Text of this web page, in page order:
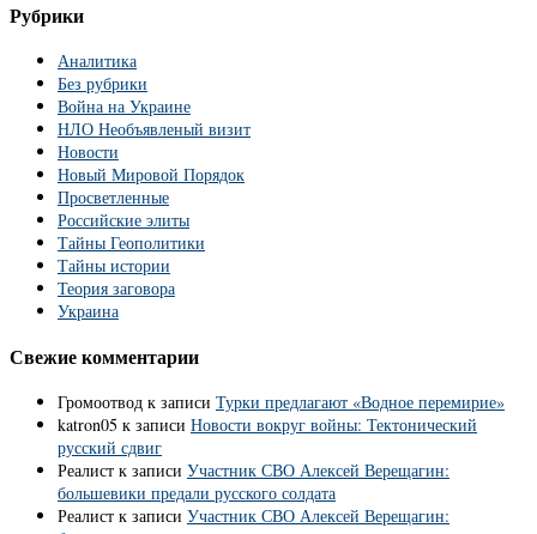
Рубрики
Аналитика
Без рубрики
Война на Украине
НЛО Необъявленый визит
Новости
Новый Мировой Порядок
Просветленные
Российские элиты
Тайны Геополитики
Тайны истории
Теория заговора
Украина
Свежие комментарии
Громоотвод к записи Турки предлагают «Водное перемирие»
katron05 к записи Новости вокруг войны: Тектонический
русский сдвиг
Реалист к записи Участник СВО Алексей Верещагин:
большевики предали русского солдата
Реалист к записи Участник СВО Алексей Верещагин: